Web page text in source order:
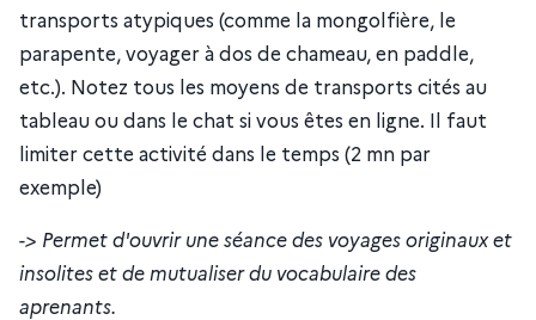
transports atypiques (comme la mongolfière, le
parapente, voyager à dos de chameau, en paddle,
etc.). Notez tous les moyens de transports cités au
tableau ou dans le chat si vous êtes en ligne. Il faut
limiter cette activité dans le temps (2 mn par
exemple)
-> Permet d'ouvrir une séance des voyages originaux et
insolites et de mutualiser du vocabulaire des
aprenants.